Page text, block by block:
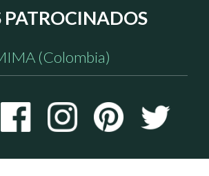
PATROCINADOS
(Colombia)